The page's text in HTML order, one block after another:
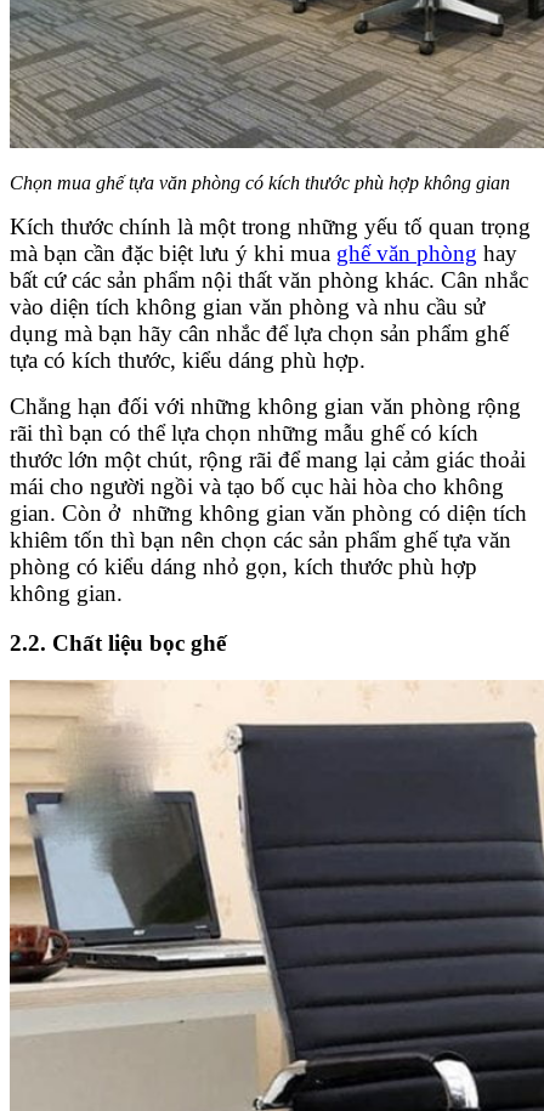
Chọn mua ghế tựa văn phòng có kích thước phù hợp không gian
Kích thước chính là một trong những yếu tố quan trọng
mà bạn cần đặc biệt lưu ý khi mua ghế văn phòng hay
bất cứ các sản phẩm nội thất văn phòng khác. Cân nhắc
vào diện tích không gian văn phòng và nhu cầu sử
dụng mà bạn hãy cân nhắc để lựa chọn sản phẩm ghế
tựa có kích thước, kiểu dáng phù hợp.
Chẳng hạn đối với những không gian văn phòng rộng
rãi thì bạn có thể lựa chọn những mẫu ghế có kích
thước lớn một chút, rộng rãi để mang lại cảm giác thoải
mái cho người ngồi và tạo bố cục hài hòa cho không
gian. Còn ở những không gian văn phòng có diện tích
khiêm tốn thì bạn nên chọn các sản phẩm ghế tựa văn
phòng có kiểu dáng nhỏ gọn, kích thước phù hợp
không gian.
2.2. Chất liệu bọc ghế